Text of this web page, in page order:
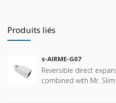
Produits liés
s-AIRME-G07
Reversible direct
combined with Mr. Slim